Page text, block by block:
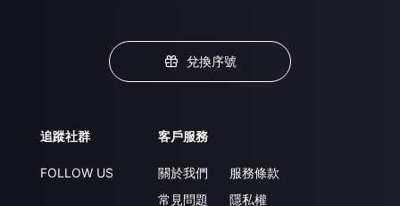
兌換序號
追蹤社群
FOLLOW US
客戶服務
關於我們
常見問題
服務條款
隱私權